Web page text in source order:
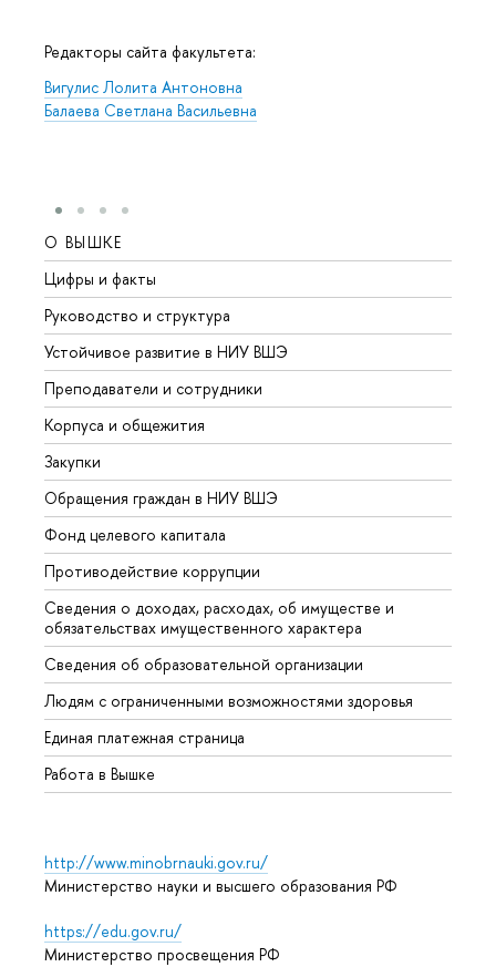
Редакторы сайта факультета:
Вигулис Лолита Антоновна
Балаева Светлана Васильевна
О ВЫШКЕ
Цифры и факты
Руководство и структура
Устойчивое развитие в НИУ ВШЭ
Преподаватели и сотрудники
Корпуса и общежития
Закупки
Обращения граждан в НИУ ВШЭ
Фонд целевого капитала
Противодействие коррупции
Сведения о доходах, расходах, об имуществе и
обязательствах имущественного характера
Сведения об образовательной организации
Людям с ограниченными возможностями здоровья
Единая платежная страница
Работа в Вышке
http://www.minobrnauki.gov.ru/
Министерство науки и высшего образования РФ
https://edu.gov.ru/
Министерство просвещения РФ